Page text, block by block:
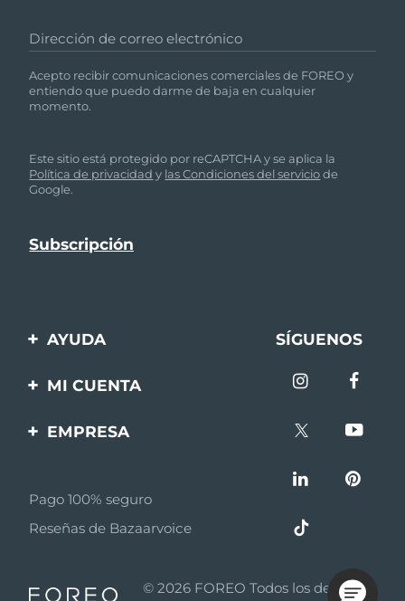
Dirección de correo electrónico
Acepto recibir comunicaciones comerciales de FOREO y
entiendo que puedo darme de baja en cualquier
momento.
Este sitio está protegido por reCAPTCHA y se aplica la
Política de privacidad y las Condiciones del serviciode
Google.
AYUDA
Contáctanos
batería
SÍGUENOS
MI CUENTA
Registro de productos
EMPRESA
Afiliados
Noticias de afiliados
Pago 100% seguro
Reseñas de Bazaarvoice
© 2026 FOREO Todos los derechos